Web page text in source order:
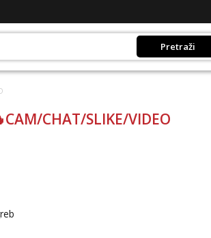
Pretraži
CHAT/SLIKE/VIDEO